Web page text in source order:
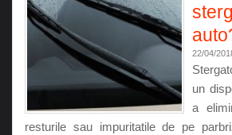
22/04/
un
a
resturile sau impuritatile de pe